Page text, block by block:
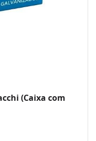
(Caixa com